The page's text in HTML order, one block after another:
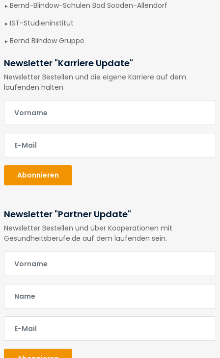
Bernd-Blindow-Schulen Bad Sooden-Allendorf
IST-Studieninstitut
Bernd Blindow Gruppe
Newsletter "Karriere Update"
Newsletter Bestellen und die eigene Karriere auf dem
laufenden halten
Abonnieren
Newsletter "Partner Update"
Newsletter Bestellen und über Kooperationen mit
Gesundheitsberufe.de auf dem laufenden sein.